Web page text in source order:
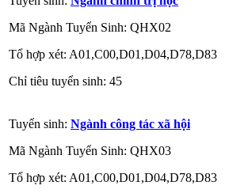
Mã Ngành Tuyển Sinh: QHX02
Tổ hợp xét: A01,C00,D01,D04,D78,D83
Chỉ tiêu tuyển sinh: 45
Tuyển sinh: Ngành công tác xã hội
Mã Ngành Tuyển Sinh: QHX03
Tổ hợp xét: A01,C00,D01,D04,D78,D83